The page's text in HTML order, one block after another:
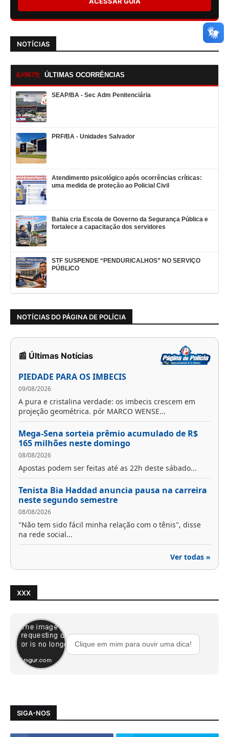
NOTÍCIAS
ÚLTIMAS OCORRÊNCIAS
SEAP/BA - Sec Adm Penitenciária
PRF/BA - Unidades Salvador
Atendimento psicológico após ocorrências críticas:
uma medida de proteção ao Policial Civil
Bahia cria Escola de Governo da Segurança Pública e
fortalece a capacitação dos servidores
STF SUSPENDE “PENDURICALHOS” NO SERVIÇO
PÚBLICO
NOTÍCIAS DO PÁGINA DE POLÍCIA
📰 Últimas Notícias
PIEDADE PARA OS IMBECIS
09/08/2026
A pura e cristalina verdade: os imbecis crescem em
projeção geométrica. pór MARCO WENSE...
Mega-Sena sorteia prêmio acumulado de R$
165 milhões neste domingo
08/08/2026
Apostas podem ser feitas até as 22h deste sábado...
Tenista Bia Haddad anuncia pausa na carreira
neste segundo semestre
08/08/2026
"Não tem sido fácil minha relação com o tênis", disse
na rede social...
Ver todas »
XXX
Clique em mim para ouvir uma dica!
SIGA-NOS